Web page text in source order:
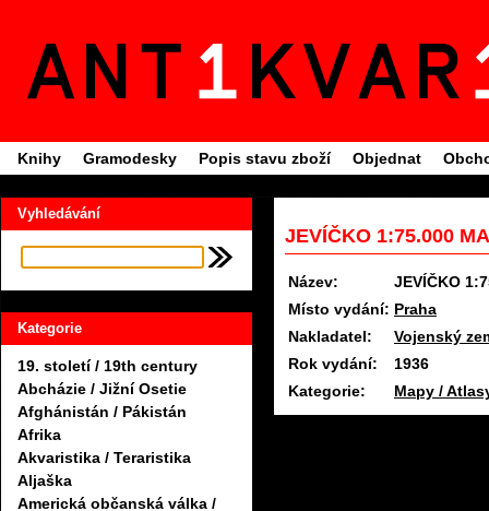
Knihy Gramodesky Popis stavu zboží Objednat
Vyhledávání
Kategorie
19. století / 19th century
Abcházie / Jižní Osetie
Afghánistán / Pákistán
Afrika
Akvaristika / Teraristika
Aljaška
Americká občanská válka /
JEVÍČKO 1:75.000
Název:
JEVÍČKO
Místo vydání: Praha
Nakladatel:
Vojenský
Rok vydání:
1936
Kategorie:
Mapy /